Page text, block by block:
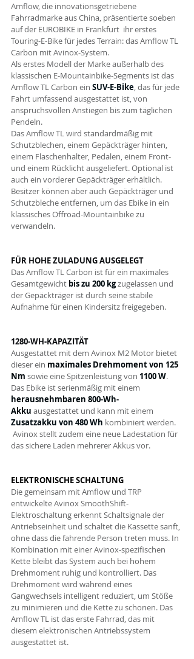
Amflow, die innovationsgetriebene
Fahrradmarke aus China, präsentierte soeben
auf der EUROBIKE in Frankfurt  ihr erstes
Touring-E-Bike für jedes Terrain: das Amflow TL
Carbon mit Avinox-System.
Als erstes Modell der Marke außerhalb des
klassischen E-Mountainbike-Segments ist das
Amflow TL Carbon ein SUV-E-Bike, das für jede
Fahrt umfassend ausgestattet ist, von
anspruchsvollen Anstiegen bis zum täglichen
Pendeln.
Das Amflow TL wird standardmäßig mit
Schutzblechen, einem Gepäckträger hinten,
einem Flaschenhalter, Pedalen, einem Front-
und einem Rücklicht ausgeliefert. Optional ist
auch ein vorderer Gepäckträger erhältlich.
Besitzer können aber auch Gepäckträger und
Schutzbleche entfernen, um das Ebike in ein
klassisches Offroad-Mountainbike zu
verwandeln.
FÜR HOHE ZULADUNG AUSGELEGT
Das Amflow TL Carbon ist für ein maximales
Gesamtgewicht bis zu 200 kg zugelassen und
der Gepäckträger ist durch seine stabile
Aufnahme für einen Kindersitz freigegeben.
1280-WH-KAPAZITÄT
Ausgestattet mit dem Avinox M2 Motor bietet
dieser ein maximales Drehmoment von 125
Nm sowie eine Spitzenleistung von 1100 W.
Das Ebike ist serienmäßig mit einem
herausnehmbaren 800-Wh-
Akku ausgestattet und kann mit einem
Zusatzakku von 480 Wh kombiniert werden.
Avinox stellt zudem eine neue Ladestation für
das sichere Laden mehrerer Akkus vor.
ELEKTRONISCHE SCHALTUNG
Die gemeinsam mit Amflow und TRP
entwickelte Avinox SmoothShift-
Elektroschaltung erkennt Schaltsignale der
Antriebseinheit und schaltet die Kassette sanft,
ohne dass die fahrende Person treten muss. In
Kombination mit einer Avinox-spezifischen
Kette bleibt das System auch bei hohem
Drehmoment ruhig und kontrolliert. Das
Drehmoment wird während eines
Gangwechsels intelligent reduziert, um Stöße
zu minimieren und die Kette zu schonen. Das
Amflow TL ist das erste Fahrrad, das mit
diesem elektronischen Antriebssystem
ausgestattet ist.